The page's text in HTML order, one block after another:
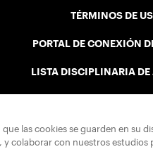
TÉRMINOS DE
PORTAL DE CONEXIÓN
LISTA DISCIPLINARIA DE
las cookies se guarden en su
y colaborar con nuestros estudios